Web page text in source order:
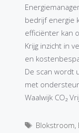
bedrijf energie
efficiënter kan
Krijg inzicht in
en
De scan wordt
met
Waalwijk CO₂
Tags
Blokstroom,